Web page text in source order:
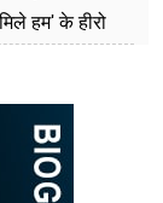
हम' के हीरो